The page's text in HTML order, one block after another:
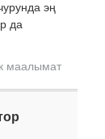
эң
да
маалымат